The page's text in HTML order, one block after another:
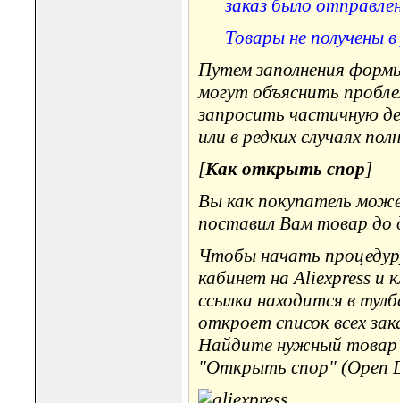
заказ было
Товары не получены
Путем заполнения
могут объяснить
запросить частичную
или в редких случаях
[Как открыть спор]
Вы как покупатель
поставил Вам товар до
Чтобы начать
кабинет на Aliexpress и
ссылка находится в
откроет список всех
Найдите нужный товар в
"Открыть спор" (Open